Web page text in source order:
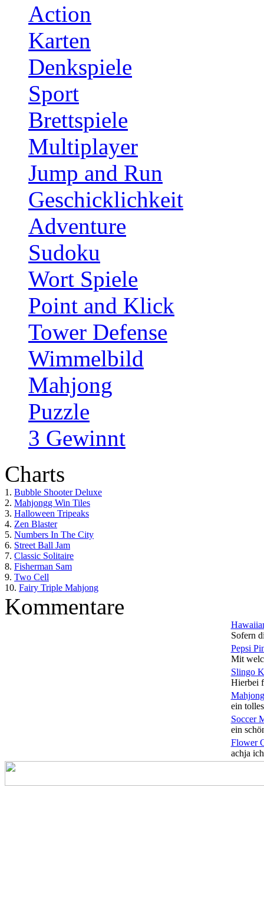
Action
Karten
Denkspiele
Sport
Brettspiele
Multiplayer
Jump and Run
Geschicklichkeit
Adventure
Sudoku
Wort Spiele
Point and Klick
Tower Defense
Wimmelbild
Mahjong
Puzzle
3 Gewinnt
Charts
1. Bubble Shooter Deluxe
2. Mahjongg Win Tiles
3. Halloween Tripeaks
4. Zen Blaster
5. Numbers In The City
6. Street Ball Jam
7. Classic Solitaire
8. Fisherman Sam
9. Two Cell
10. Fairy Triple Mahjong
Kommentare
Sofern
Pepsi
Mit
Slingo
Hierbei
ein
Soccer
ein
Flower
achja